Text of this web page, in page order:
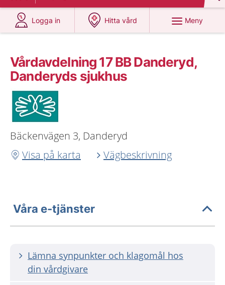
Logga in
på 1177.se
Hitta vård
på 1177.se
Meny
Vårdavdelning 17 BB Danderyd,
Danderyds sjukhus
Bäckenvägen 3, Danderyd
Visa på karta
Vägbeskrivning
Våra e-tjänster
Lämna synpunkter och klagomål hos
din vårdgivare